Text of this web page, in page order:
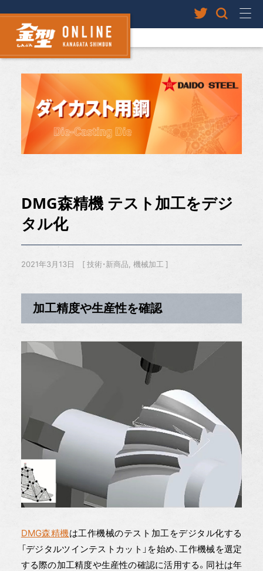
DMG森精機 テスト加工をデジ
タル化
2021年3月13日 技術・新商品 機械加工
加工精度や生産性を確認
DMG森精機は工作機械のテスト加工をデジタル化する
「デジタルツインテストカット」を始め、工作機械を選定
する際の加工精度や生産性の確認に活用する。同社は年